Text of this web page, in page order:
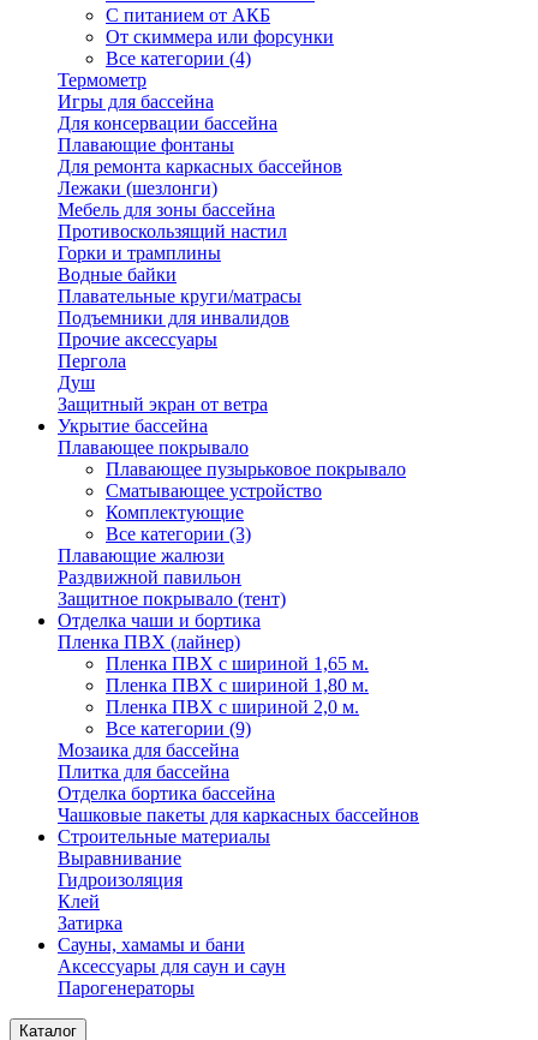
С питанием от АКБ
От скиммера или форсунки
Все категории (4)
Термометр
Игры для бассейна
Для консервации бассейна
Плавающие фонтаны
Для ремонта каркасных бассейнов
Лежаки (шезлонги)
Мебель для зоны бассейна
Противоскользящий настил
Горки и трамплины
Водные байки
Плавательные круги/матрасы
Подъемники для инвалидов
Прочие аксессуары
Пергола
Душ
Защитный экран от ветра
Укрытие бассейна
Плавающее покрывало
Плавающее пузырьковое покрывало
Сматывающее устройство
Комплектующие
Все категории (3)
Плавающие жалюзи
Раздвижной павильон
Защитное покрывало (тент)
Отделка чаши и бортика
Пленка ПВХ (лайнер)
Пленка ПВХ с шириной 1,65 м.
Пленка ПВХ с шириной 1,80 м.
Пленка ПВХ с шириной 2,0 м.
Все категории (9)
Мозаика для бассейна
Плитка для бассейна
Отделка бортика бассейна
Чашковые пакеты для каркасных бассейнов
Строительные материалы
Выравнивание
Гидроизоляция
Клей
Затирка
Сауны, хамамы и бани
Аксессуары для саун и саун
Парогенераторы
Каталог